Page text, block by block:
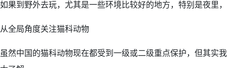
如果到野外去玩，尤其是一些环境比较好的地方，特别是夜里
从全局角度关注猫科动物
虽然中国的猫科动物现在都受到一级或二级重点保护，但其实